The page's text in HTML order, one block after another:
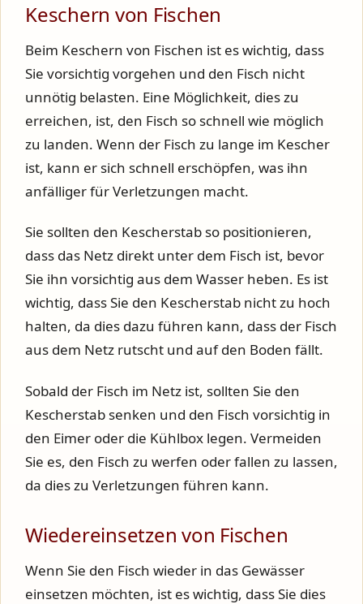
Keschern von Fischen
Beim Keschern von Fischen ist es wichtig, dass
Sie vorsichtig vorgehen und den Fisch nicht
unnötig belasten. Eine Möglichkeit, dies zu
erreichen, ist, den Fisch so schnell wie möglich
zu landen. Wenn der Fisch zu lange im Kescher
ist, kann er sich schnell erschöpfen, was ihn
anfälliger für Verletzungen macht.
Sie sollten den Kescherstab so positionieren,
dass das Netz direkt unter dem Fisch ist, bevor
Sie ihn vorsichtig aus dem Wasser heben. Es ist
wichtig, dass Sie den Kescherstab nicht zu hoch
halten, da dies dazu führen kann, dass der Fisch
aus dem Netz rutscht und auf den Boden fällt.
Sobald der Fisch im Netz ist, sollten Sie den
Kescherstab senken und den Fisch vorsichtig in
den Eimer oder die Kühlbox legen. Vermeiden
Sie es, den Fisch zu werfen oder fallen zu lassen,
da dies zu Verletzungen führen kann.
Wiedereinsetzen von Fischen
Wenn Sie den Fisch wieder in das Gewässer
einsetzen möchten, ist es wichtig, dass Sie dies